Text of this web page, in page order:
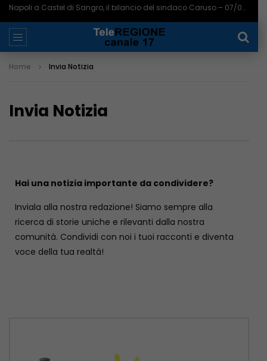
Napoli a Castel di Sangro, il bilancio del sindaco Caruso – 07/08/2026
Home Invia Notizia
Invia Notizia
Hai una notizia importante da condividere?
Inviala alla nostra redazione! Siamo sempre alla
ricerca di storie uniche e rilevanti dalla nostra
comunità. Condividi con noi i tuoi racconti e diventa
voce della tua realtà!